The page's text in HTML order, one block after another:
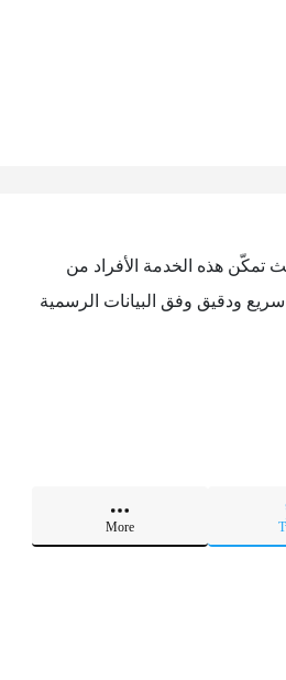
تمكّن هذه الخدمة الأفراد من
ودقيق وفق البيانات الرسمية
More